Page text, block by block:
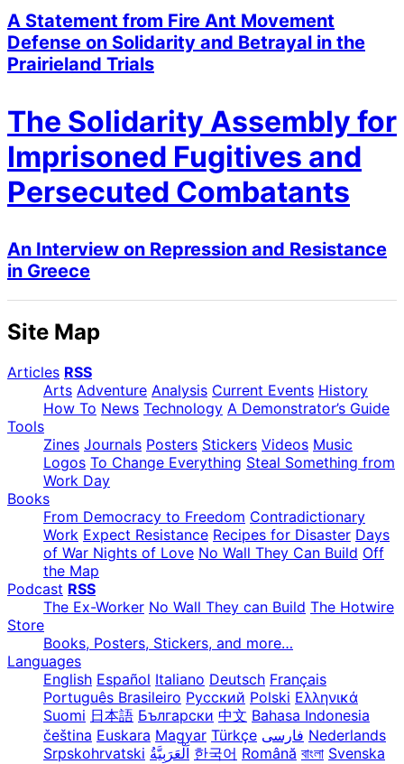
A Statement from Fire Ant Movement
Defense on Solidarity and Betrayal in the
Prairieland Trials
The Solidarity Assembly for
Imprisoned Fugitives and
Persecuted Combatants
An Interview on Repression and Resistance
in Greece
Site Map
Articles RSS
Arts Adventure Analysis Current Events History
How To News Technology A Demonstrator’s Guide
Tools
Zines Journals Posters Stickers Videos Music
Logos To Change Everything Steal Something from
Work Day
Books
From Democracy to Freedom Contradictionary
Work Expect Resistance Recipes for Disaster Days
of War Nights of Love No Wall They Can Build Off
the Map
Podcast RSS
The Ex-Worker No Wall They can Build The Hotwire
Store
Books, Posters, Stickers, and more…
Languages
English Español Italiano Deutsch Français
Português Brasileiro Русский Polski Ελληνικά
Suomi 日本語 Български 中文 Bahasa Indonesia
čeština Euskara Magyar Türkçe فارسی Nederlands
Srpskohrvatski
한국어 Română বাংলা Svenska